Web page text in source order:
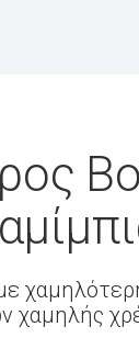
χαμηλής